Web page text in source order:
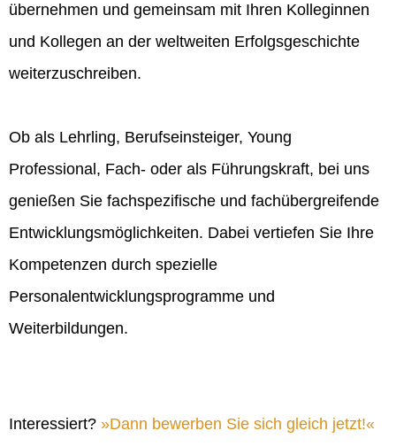
übernehmen und gemeinsam mit Ihren Kolleginnen
und Kollegen an der weltweiten Erfolgsgeschichte
weiterzuschreiben.
Ob als Lehrling, Berufseinsteiger, Young
Professional, Fach- oder als Führungskraft, bei uns
genießen Sie fachspezifische und fachübergreifende
Entwicklungsmöglichkeiten. Dabei vertiefen Sie Ihre
Kompetenzen durch spezielle
Personalentwicklungsprogramme und
Weiterbildungen.
Interessiert? Dann bewerben Sie sich gleich jetzt!